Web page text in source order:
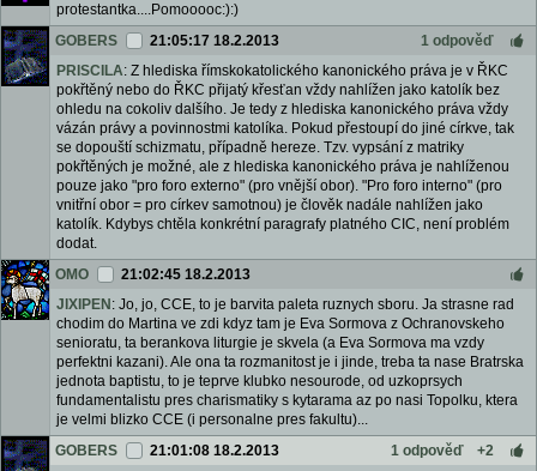
protestantka....Pomooooc:):)
GOBERS
21:05:17 18.2.2013
1 odpověď
PRISCILA: Z hlediska římskokatolického kanonického práva je v ŘKC
pokřtěný nebo do ŘKC přijatý křesťan vždy nahlížen jako katolík bez
ohledu na cokoliv dalšího. Je tedy z hlediska kanonického práva vždy
vázán právy a povinnostmi katolíka. Pokud přestoupí do jiné církve, tak
se dopouští schizmatu, případně hereze. Tzv. vypsání z matriky
pokřtěných je možné, ale z hlediska kanonického práva je nahlíženou
pouze jako "pro foro externo" (pro vnější obor). "Pro foro interno" (pro
vnitřní obor = pro církev samotnou) je člověk nadále nahlížen jako
katolík. Kdybys chtěla konkrétní paragrafy platného CIC, není problém
dodat.
OMO
21:02:45 18.2.2013
JIXIPEN : Jo, jo, CCE, to je barvita paleta ruznych sboru. Ja strasne rad
chodim do Martina ve zdi kdyz tam je Eva Sormova z Ochranovskeho
senioratu, ta berankova liturgie je skvela (a Eva Sormova ma vzdy
perfektni kazani). Ale ona ta rozmanitost je i jinde, treba ta nase Bratrska
jednota baptistu, to je teprve klubko nesourode, od uzkoprsych
fundamentalistu pres charismatiky s kytarama az po nasi Topolku, ktera
je velmi blizko CCE (i personalne pres fakultu)...
GOBERS
21:01:08 18.2.2013 1 odpověď
+2